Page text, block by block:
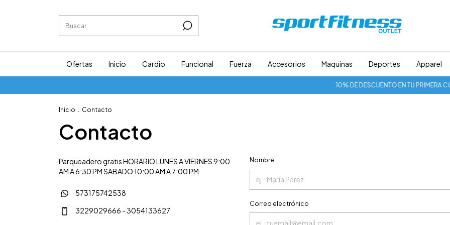
Ofertas Inicio Cardio Funcional Fuerza Accesorios Maquinas Deportes Apparel
10% DE DESCUENTO EN TU
Inicio . Contacto
Contacto
Parqueadero gratis HORARIO LUNES A VIERNES 9:00
AM A 6:30 PM SABADO 10:00 AM A 7:00 PM
573175742538
3229029666 - 3054133627
Nombre
Correo electrónico